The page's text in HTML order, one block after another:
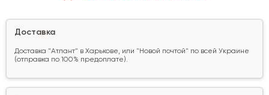
Доставка
Доставка "Атлант" в Харькове, или "Новой почтой" по всей Украине
(отправка по 100% предоплате).